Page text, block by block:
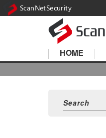
HOME
ScanNetSecurity